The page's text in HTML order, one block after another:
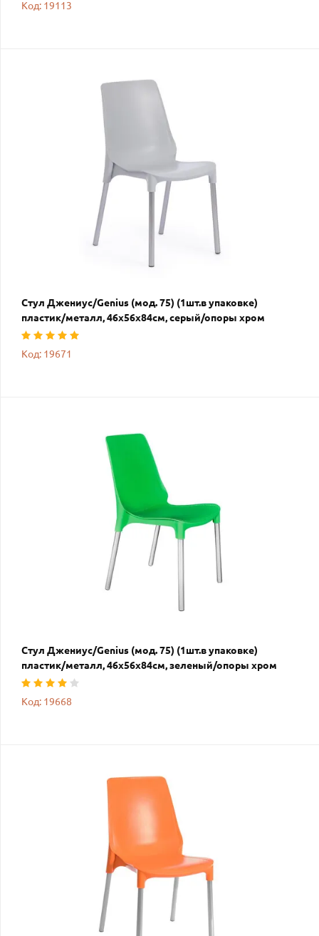
Код: 19113
Стул Джениус/Genius (мод. 75) (1шт.в упаковке)
пластик/металл, 46x56x84cм, серый/опоры хром
Код: 19671
Стул Джениус/Genius (мод. 75) (1шт.в упаковке)
пластик/металл, 46x56x84cм, зеленый/опоры хром
Код: 19668